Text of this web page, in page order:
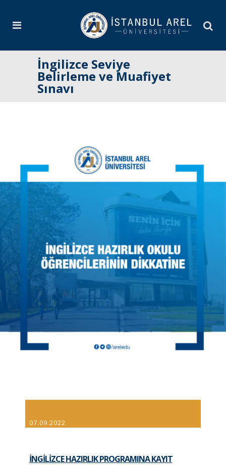
İngilizce Seviye
Belirleme ve Muafiyet
Sınavı
07.09.2022
İNGİLİZCE HAZIRLIK PROGRAMINA KAYIT